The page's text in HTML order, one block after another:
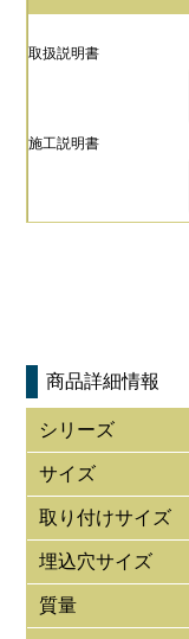
取扱説明書
施工説明書
商品詳細情報
シリーズ
サイズ
取り付けサイズ
埋込穴サイズ
質量